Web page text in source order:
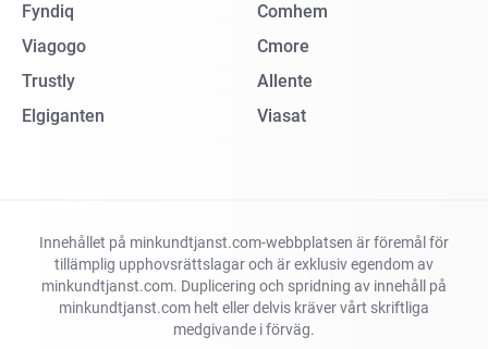
Fyndiq
Viagogo
Trustly
Elgiganten
Comhem
Cmore
Allente
Viasat
Innehållet på minkundtjanst.com-webbplatsen är föremål för
tillämplig upphovsrättslagar och är exklusiv egendom av
minkundtjanst.com. Duplicering och spridning av innehåll på
minkundtjanst.com helt eller delvis kräver vårt skriftliga
medgivande i förväg.